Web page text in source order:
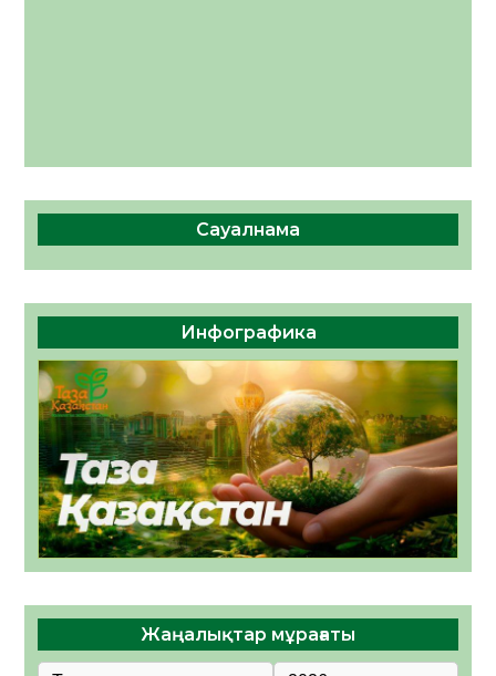
Сауалнама
Инфографика
Жаңалықтар мұрағаты